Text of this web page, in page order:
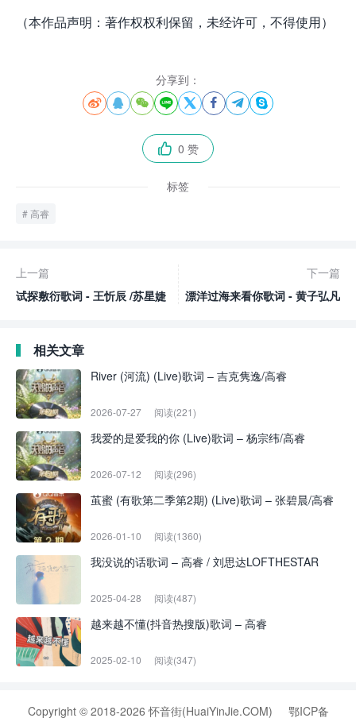
（本作品声明：著作权权利保留，未经许可，不得使用）
分享到：
       
 0 赞
标签
高睿
上一篇
试探敷衍歌词 - 王忻辰 /苏星婕
下一篇
漂洋过海来看你歌词 - 黄子弘凡
相关文章
River (河流) (Live)歌词 – 吉克隽逸/高睿
2026-07-27 阅读(221)
我爱的是爱我的你 (Live)歌词 – 杨宗纬/高睿
2026-07-12 阅读(296)
茧蜜 (有歌第二季第2期) (Live)歌词 – 张碧晨/高睿
2026-01-10 阅读(1360)
我没说的话歌词 – 高睿 / 刘思达LOFTHESTAR
2025-04-28 阅读(487)
越来越不懂(抖音热搜版)歌词 – 高睿
2025-02-10 阅读(347)
Copyright © 2018-2026 怀音街(HuaiYinJie.COM) 鄂ICP备